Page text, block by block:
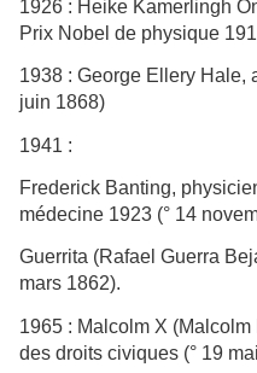
1926 : Heike Kamerlingh
Prix Nobel de physique
1938 : George Ellery Hale,
juin 1868)
1941 :
Frederick Banting,
médecine 1923 (° 14
Guerrita (Rafael Guerra
mars 1862).
1965 : Malcolm X
des droits civiques (° 19